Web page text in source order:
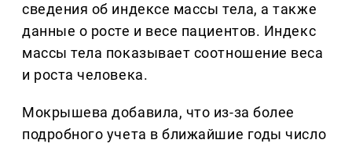
сведения об индексе массы тела, а также
данные о росте и весе пациентов. Индекс
массы тела показывает соотношение веса
и роста человека.
Мокрышева добавила, что из-за более
подробного учета в ближайшие годы число